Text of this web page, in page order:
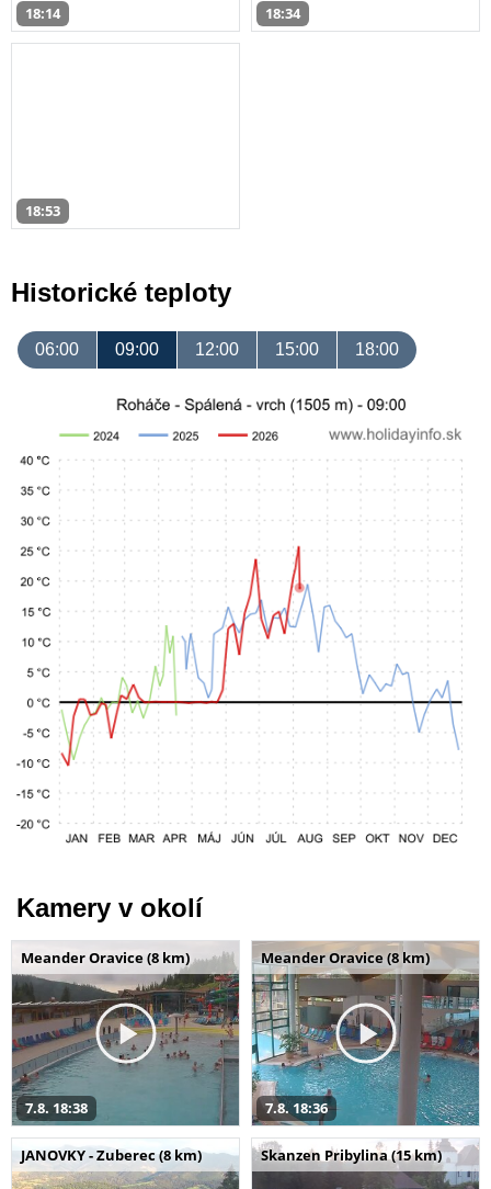
18:14 18:34
18:53
Historické teploty
06:00 09:00 12:00 15:00 18:00
Kamery v okolí
Meander Oravice (8 km)
7.8. 18:38
Meander Oravice (8 km)
7.8. 18:36
JANOVKY - Zuberec (8 km) Skanzen Pribylina (15 km)